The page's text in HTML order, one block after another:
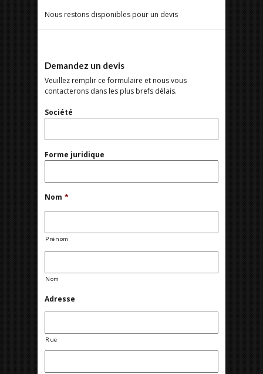
Nous restons disponibles pour un devis
Demandez un devis
Veuillez remplir ce formulaire et nous vous
contacterons dans les plus brefs délais.
Société
Forme juridique
Nom *
Prénom
Nom
Adresse
Rue